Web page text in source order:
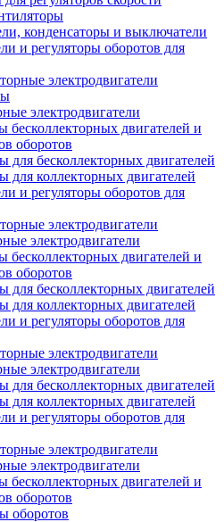
конденсаторы и выключатели
и регуляторы оборотов для
электродвигатели
электродвигатели
бесколлекторных двигателей и
оборотов
для бесколлекторных двигателей
для коллекторных двигателей
и регуляторы оборотов для
электродвигатели
электродвигатели
бесколлекторных двигателей и
оборотов
для бесколлекторных двигателей
для коллекторных двигателей
и регуляторы оборотов для
электродвигатели
электродвигатели
для бесколлекторных двигателей
для коллекторных двигателей
и регуляторы оборотов для
электродвигатели
электродвигатели
бесколлекторных двигателей и
оборотов
оборотов